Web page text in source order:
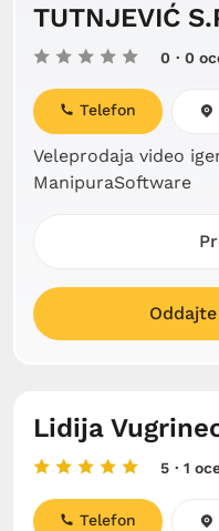
TUTNJEVIĆ
0 · 0
Veleprodaja video
ManipuraSoftware
Telefon
Lidija
5 · 1
Telefon